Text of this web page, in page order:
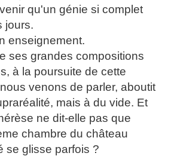
qu'un génie si complet
jours.
enseignement.
ses grandes compositions
à la poursuite de cette
venons de parler, aboutit
mais à du vide. Et
ne dit-elle pas que
chambre du château
se glisse parfois ?